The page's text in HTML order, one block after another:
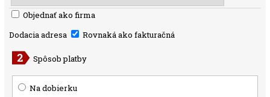
Objednať ako firma
Dodacia adresa
Rovnaká ako fakturačná
Spôsob platby
Na dobierku